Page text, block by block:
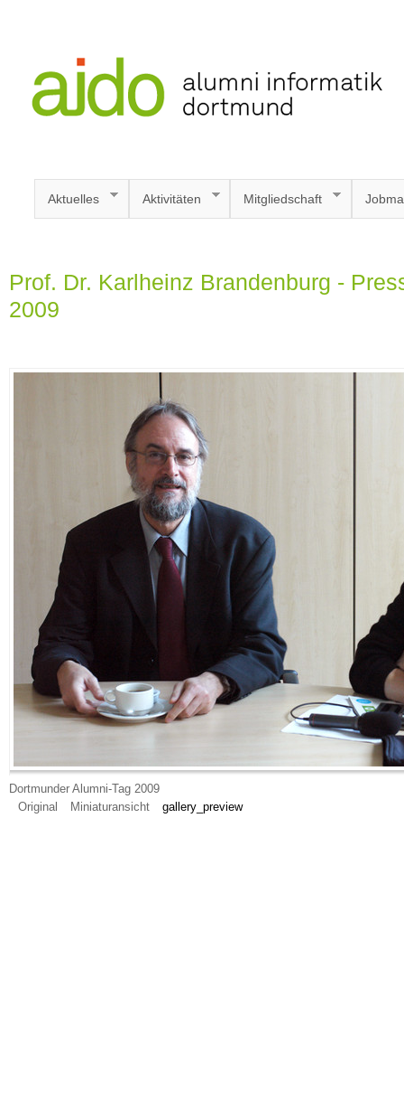
Aktuelles Aktivitäten Mitgliedschaft
Prof. Dr. Karlheinz Brandenburg -
2009
Dortmunder Alumni-Tag 2009
Original
Miniaturansicht gallery_preview